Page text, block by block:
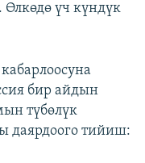
үч күндүк
бир айдын
түбөлүк
даярдоого тийиш: